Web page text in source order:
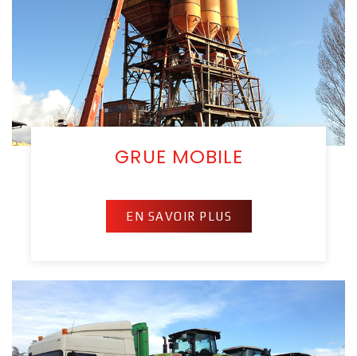
GRUE MOBILE
EN SAVOIR PLUS